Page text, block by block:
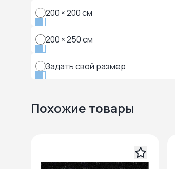
200 × 200 см
200 × 250 см
Задать свой размер
Похожие товары